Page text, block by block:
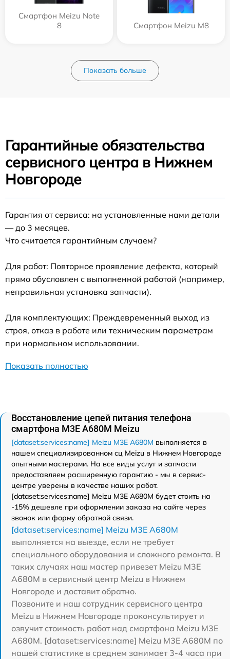
Смартфон Meizu Note
8
Смартфон Meizu M8
Показать больше
Гарантийные обязательства
сервисного центра в Нижнем
Новгороде
Гарантия от сервиса: на установленные нами детали
— до 3 месяцев.
Что считается гарантийным случаем?
Для работ: Повторное проявление дефекта, который
прямо обусловлен с выполненной работой (например,
неправильная установка запчасти).
Для комплектующих: Преждевременный выход из
строя, отказ в работе или техническим параметрам
при нормальном использовании.
Показать полностью
Восстановление цепей питания телефона
смартфона M3E A680M Meizu
[dataset:services:name] Meizu M3E A680M выполняется в
нашем специализированном сц Meizu в Нижнем Новгороде
опытными мастерами. На все виды услуг и запчасти
предоставляем расширенную гарантию - мы в сервис-
центре уверены в качестве наших работ.
[dataset:services:name] Meizu M3E A680M будет стоить на
-15% дешевле при оформлении заказа на сайте через
звонок или форму обратной связи.
[dataset:services:name] Meizu M3E A680M
выполняется на выезде, если не требует
специального оборудования и сложного ремонта. В
таких случаях наш мастер привезет Meizu M3E
A680M в сервисный центр Meizu в Нижнем
Новгороде и доставит обратно.
Позвоните и наш сотрудник сервисного центра
Meizu в Нижнем Новгороде проконсультирует и
озвучит стоимость работ над смартфона Meizu M3E
A680M. [dataset:services:name] Meizu M3E A680M по
нашей статистике в среднем занимает 3-4 часа при